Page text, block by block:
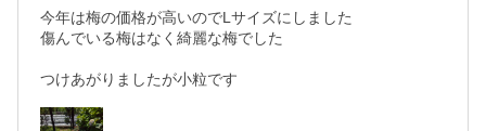
今年は梅の価格が高いのでLサイズにしました
傷んでいる梅はなく綺麗な梅でした
つけあがりましたが小粒です